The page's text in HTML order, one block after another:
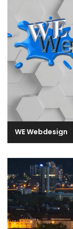
WE Webdesign